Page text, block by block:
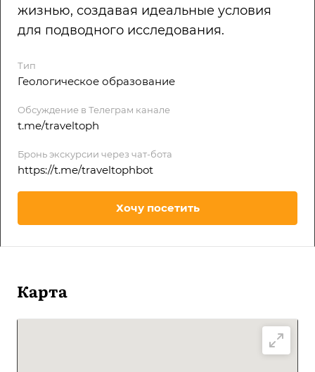
жизнью, создавая идеальные условия
для подводного исследования.
Тип
Геологическое образование
Обсуждение в Телеграм канале
t.me/traveltoph
Бронь экскурсии через чат-бота
https://t.me/traveltophbot
Хочу посетить
Карта